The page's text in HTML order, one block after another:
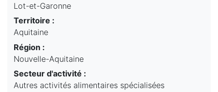
Lot-et-Garonne
Territoire :
Aquitaine
Région :
Nouvelle-Aquitaine
Secteur d'activité :
Autres activités alimentaires spécialisées